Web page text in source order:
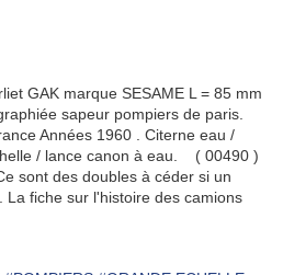
GAK marque SESAME L = 85 mm
sapeur pompiers de paris.
Années 1960 . Citerne eau /
/ lance canon à eau. ( 00490 )
sont des doubles à céder si un
La fiche sur l'histoire des camions